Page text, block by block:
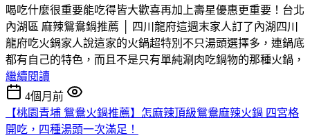
喝吃什麼很重要能吃得皆大歡喜再加上壽星優惠更重要！台北
內湖區 麻辣鴛鴦鍋推薦 │ 四川龍府這週末家人訂了內湖四川
龍府吃火鍋家人說這家的火鍋超特別不只湯頭選擇多，連鍋底
都有自己的特色，而且不是只有單純涮肉吃鍋物的那種火鍋，
繼續閱讀
4個月前
【桃園青埔 鴛鴦火鍋推薦】怎麻辣頂級鴛鴦麻辣火鍋 四宮格
開吃，四種湯頭一次滿足！